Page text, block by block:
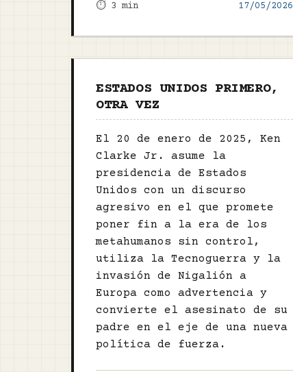
⏱️ 3 min 17/05/2026
ESTADOS UNIDOS PRIMERO,
OTRA VEZ
El 20 de enero de 2025, Ken
Clarke Jr. asume la
presidencia de Estados
Unidos con un discurso
agresivo en el que promete
poner fin a la era de los
metahumanos sin control,
utiliza la Tecnoguerra y la
invasión de Nigalión a
Europa como advertencia y
convierte el asesinato de su
padre en el eje de una nueva
política de fuerza.